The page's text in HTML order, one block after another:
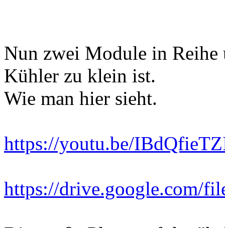
Nun zwei Module in Reihe
Kühler zu klein ist.
Wie man hier sieht.
https://youtu.be/
https://drive.google.com/